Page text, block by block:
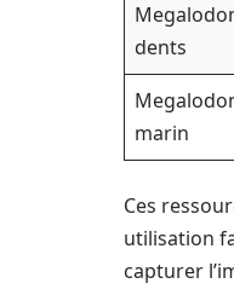
dents
marin
Ces
utilisation
capturer